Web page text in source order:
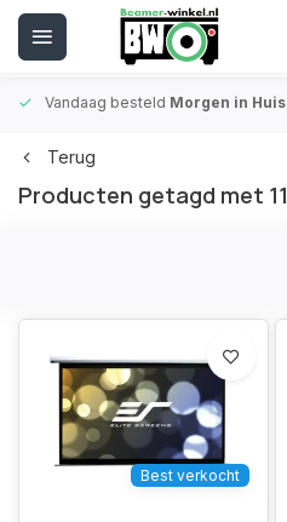
Vandaag besteld Morgen in
Terug
Producten getagd met
Best verkocht